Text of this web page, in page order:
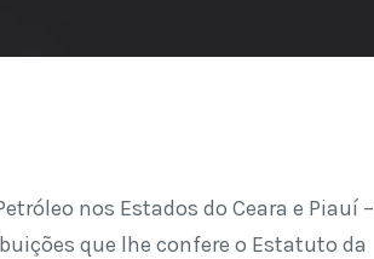
nos Estados do Ceara e Piauí –
que lhe confere o Estatuto da